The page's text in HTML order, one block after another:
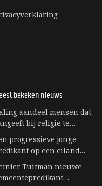
bekeken nieuws
aandeel mensen dat
bij religie te
stagneert
progressieve jonge
op een eiland
senioren
Tuitman nieuwe